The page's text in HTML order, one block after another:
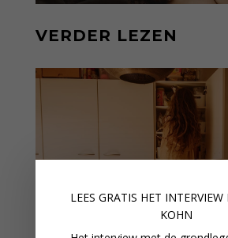
VERDER LEZEN
LEES GRATIS HET INTERVIEW
KOHN